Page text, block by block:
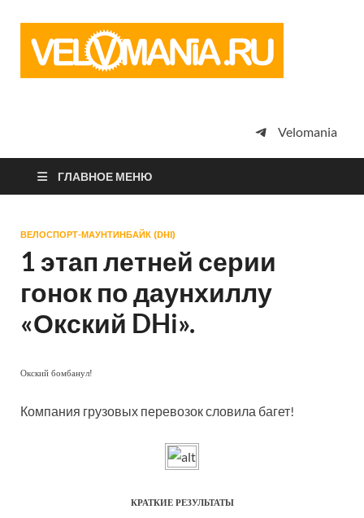
просто
Velomania
ГЛАВНОЕ МЕНЮ
ВЕЛОСПОРТ-МАУНТИНБАЙК (DHI)
1 этап летней серии
гонок по даунхиллу
«Окский DHi».
Окский бомбанул!
Компания грузовых перевозок словила багет!
КРАТКИЕ РЕЗУЛЬТАТЫ